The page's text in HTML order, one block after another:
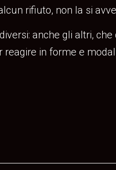
rifiuto, non la si
anche gli altri,
in forme e